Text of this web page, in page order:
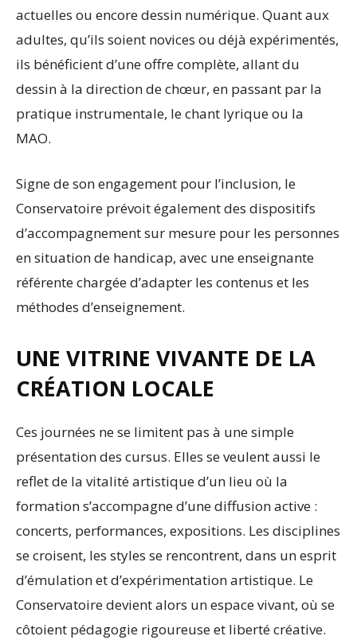
actuelles ou encore dessin numérique. Quant aux
adultes, qu’ils soient novices ou déjà expérimentés,
ils bénéficient d’une offre complète, allant du
dessin à la direction de chœur, en passant par la
pratique instrumentale, le chant lyrique ou la
MAO.
Signe de son engagement pour l’inclusion, le
Conservatoire prévoit également des dispositifs
d’accompagnement sur mesure pour les personnes
en situation de handicap, avec une enseignante
référente chargée d’adapter les contenus et les
méthodes d’enseignement.
UNE VITRINE VIVANTE DE LA
CRÉATION LOCALE
Ces journées ne se limitent pas à une simple
présentation des cursus. Elles se veulent aussi le
reflet de la vitalité artistique d’un lieu où la
formation s’accompagne d’une diffusion active :
concerts, performances, expositions. Les disciplines
se croisent, les styles se rencontrent, dans un esprit
d’émulation et d’expérimentation artistique. Le
Conservatoire devient alors un espace vivant, où se
côtoient pédagogie rigoureuse et liberté créative.